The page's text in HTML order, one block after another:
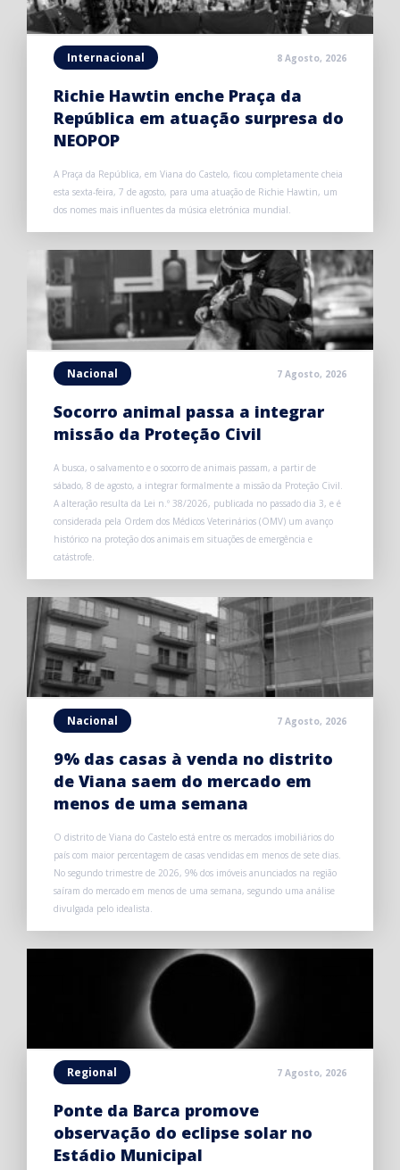
Internacional 8 Agosto, 2026
Richie Hawtin enche Praça da
República em atuação surpresa do
NEOPOP
A Praça da República, em Viana do Castelo, ficou completamente cheia
esta sexta-feira, 7 de agosto, para uma atuação de Richie Hawtin, um
dos nomes mais influentes da música eletrónica mundial.
Nacional 7 Agosto, 2026
Socorro animal passa a integrar
missão da Proteção Civil
A busca, o salvamento e o socorro de animais passam, a partir de
sábado, 8 de agosto, a integrar formalmente a missão da Proteção Civil.
A alteração resulta da Lei n.º 38/2026, publicada no passado dia 3, e é
considerada pela Ordem dos Médicos Veterinários (OMV) um avanço
histórico na proteção dos animais em situações de emergência e
catástrofe.
Nacional 7 Agosto, 2026
9% das casas à venda no distrito
de Viana saem do mercado em
menos de uma semana
O distrito de Viana do Castelo está entre os mercados imobiliários do
país com maior percentagem de casas vendidas em menos de sete dias.
No segundo trimestre de 2026, 9% dos imóveis anunciados na região
saíram do mercado em menos de uma semana, segundo uma análise
divulgada pelo idealista.
Regional 7 Agosto, 2026
Ponte da Barca promove
observação do eclipse solar no
Estádio Municipal